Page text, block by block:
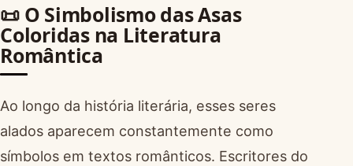
📜 O Simbolismo das Asas
Coloridas na Literatura
Romântica
Ao longo da história literária, esses seres
alados aparecem constantemente como
símbolos em textos românticos. Escritores do